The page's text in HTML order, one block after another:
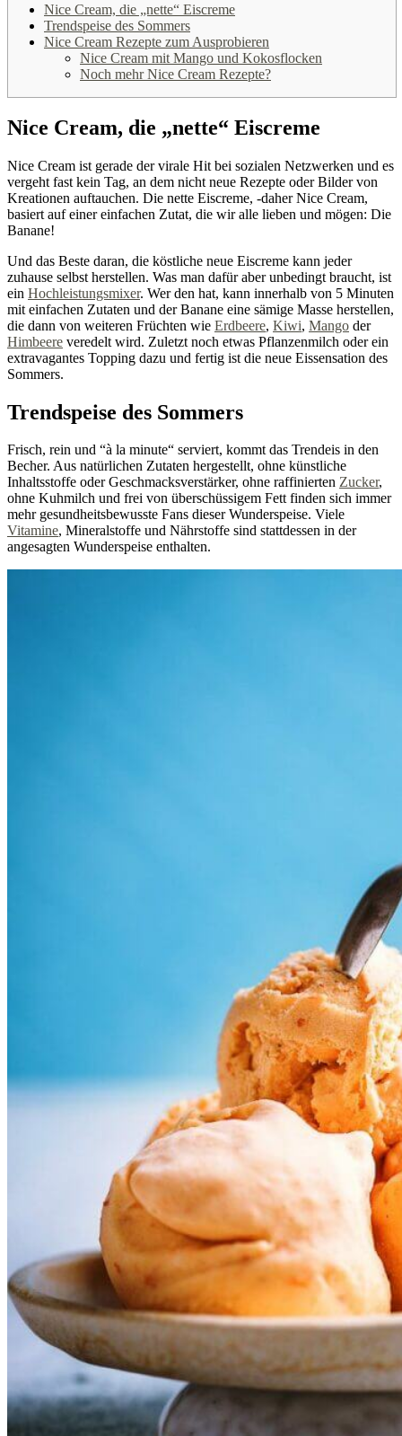
Nice Cream, die „nette“ Eiscreme
Trendspeise des Sommers
Nice Cream Rezepte zum Ausprobieren
Nice Cream mit Mango und Kokosflocken
Noch mehr Nice Cream Rezepte?
Nice Cream, die „nette“ Eiscreme
Nice Cream ist gerade der virale Hit bei sozialen Netzwerken und es
vergeht fast kein Tag, an dem nicht neue Rezepte oder Bilder von
Kreationen auftauchen. Die nette Eiscreme, -daher Nice Cream,
basiert auf einer einfachen Zutat, die wir alle lieben und mögen: Die
Banane!
Und das Beste daran, die köstliche neue Eiscreme kann jeder
zuhause selbst herstellen. Was man dafür aber unbedingt braucht, ist
ein Hochleistungsmixer. Wer den hat, kann innerhalb von 5 Minuten
mit einfachen Zutaten und der Banane eine sämige Masse herstellen,
die dann von weiteren Früchten wie Erdbeere, Kiwi, Mango der
Himbeere veredelt wird. Zuletzt noch etwas Pflanzenmilch oder ein
extravagantes Topping dazu und fertig ist die neue Eissensation des
Sommers.
Trendspeise des Sommers
Frisch, rein und “à la minute“ serviert, kommt das Trendeis in den
Becher. Aus natürlichen Zutaten hergestellt, ohne künstliche
Inhaltsstoffe oder Geschmacksverstärker, ohne raffinierten Zucker,
ohne Kuhmilch und frei von überschüssigem Fett finden sich immer
mehr gesundheitsbewusste Fans dieser Wunderspeise. Viele
Vitamine, Mineralstoffe und Nährstoffe sind stattdessen in der
angesagten Wunderspeise enthalten.